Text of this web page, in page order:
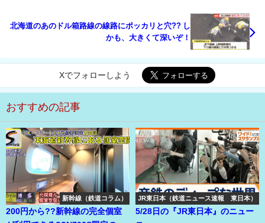
北海道のあのドル箱路線の線路にポッカリと穴?? し
かも、大きくて深いぞ！
Xでフォローしよう
おすすめの記事
新幹線（鉄道コラム）
200円から??新幹線の完全個室
JR東日本（鉄道ニュース速報 東日本）
5/28日の『JR東日本』のニュー